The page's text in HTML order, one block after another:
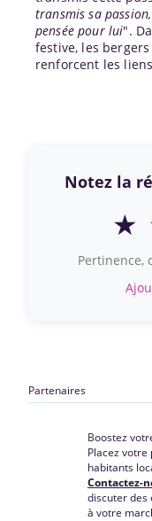
transmis sa
pensée pour lui".
festive, les
renforcent les
Notez la
★
Pertinence,
Partenaires
Boostez
Placez
habitants
Contactez-
discuter des
à votre